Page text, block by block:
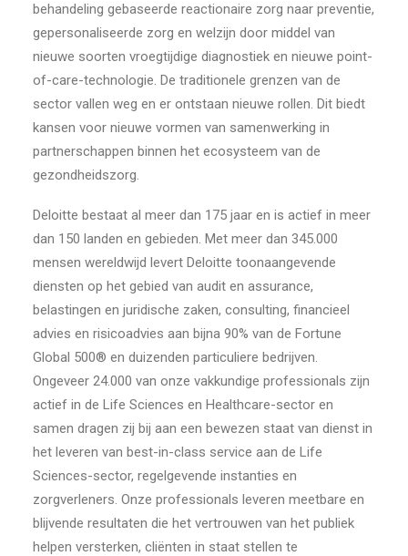
behandeling gebaseerde reactionaire zorg naar preventie,
gepersonaliseerde zorg en welzijn door middel van
nieuwe soorten vroegtijdige diagnostiek en nieuwe point-
of-care-technologie. De traditionele grenzen van de
sector vallen weg en er ontstaan nieuwe rollen. Dit biedt
kansen voor nieuwe vormen van samenwerking in
partnerschappen binnen het ecosysteem van de
gezondheidszorg.
Deloitte bestaat al meer dan 175 jaar en is actief in meer
dan 150 landen en gebieden. Met meer dan 345.000
mensen wereldwijd levert Deloitte toonaangevende
diensten op het gebied van audit en assurance,
belastingen en juridische zaken, consulting, financieel
advies en risicoadvies aan bijna 90% van de Fortune
Global 500® en duizenden particuliere bedrijven.
Ongeveer 24.000 van onze vakkundige professionals zijn
actief in de Life Sciences en Healthcare-sector en
samen dragen zij bij aan een bewezen staat van dienst in
het leveren van best-in-class service aan de Life
Sciences-sector, regelgevende instanties en
zorgverleners. Onze professionals leveren meetbare en
blijvende resultaten die het vertrouwen van het publiek
helpen versterken, cliënten in staat stellen te